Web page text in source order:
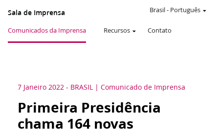
Sala de Imprensa
Comunicados da Imprensa Recursos Contato
Brasil- Português
7 Janeiro 2022 - BRASIL Comunicado de Imprensa
Primeira Presidência
chama 164 novas